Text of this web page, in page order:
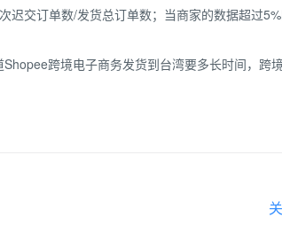
迟交订单数/发货总订单数；当商家的数据超过
跨境电子商务发货到台湾要多长时间，